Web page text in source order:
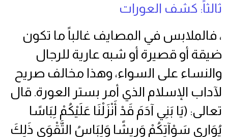
ثالثاً: كشف العورات
، فالملابس في المصايف غالباً ما تكون
ضيقة أو قصيرة أو شبه عارية للرجال
والنساء على السواء، وهذا مخالف صريح
لآداب الإسلام الذي أمر بستر العورة. قال
تعالى: (يَا بَنِي آدَمَ قَدْ أَنْزَلْنَا عَلَيْكُمْ لِبَاسًا
يُوَارِي سَوْآتِكُمْ وَرِيشًا وَلِبَاسُ التَّقْوَى ذَلِكَ